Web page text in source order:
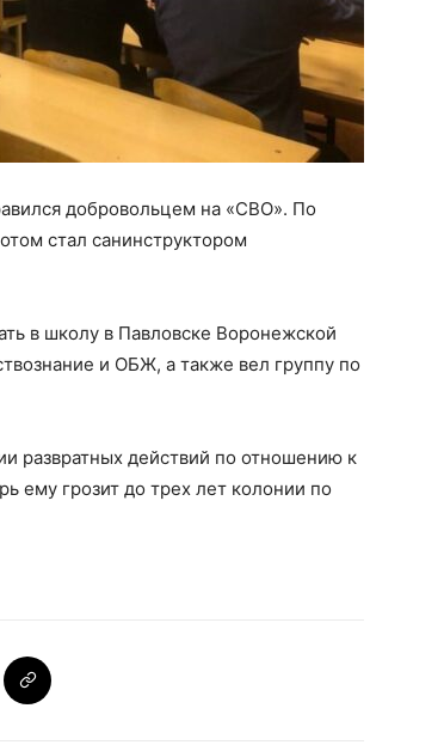
добровольцем на «СВО». По
стал санинструктором
в школу в Павловске Воронежской
и ОБЖ, а также вел группу по
развратных действий по отношению к
ему грозит до трех лет колонии по